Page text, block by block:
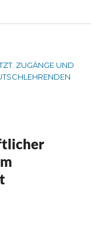
ZUGÄNGE UND